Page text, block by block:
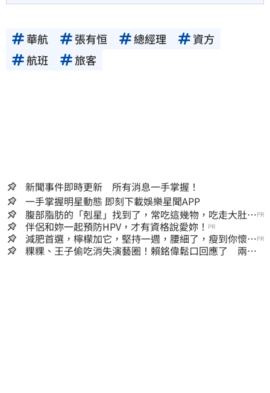
華航 張有恒 總經理
資方
航班
旅客
新聞事件即時更新 所有消息一手掌握！
一手掌握明星動態 即刻下載娛樂星聞APP
腹部脂肪的「剋星」找到了，常吃這幾物，吃走大肚
囊，瘦出小蠻腰
PR
伴侶和妳一起預防HPV，才有資格說愛妳！ PR
減肥首選，檸檬加它，堅持一週，腰細了，瘦到你懷疑
人生
PR
粿粿、王子偷吃消失演藝圈！賴銘偉鬆口回應了 兩人